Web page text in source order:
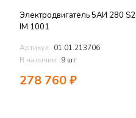
Электродвигатель 5АИ 280
IM 1001
Артикул: 01.01.213706
В наличии: 9 шт
278 760₽